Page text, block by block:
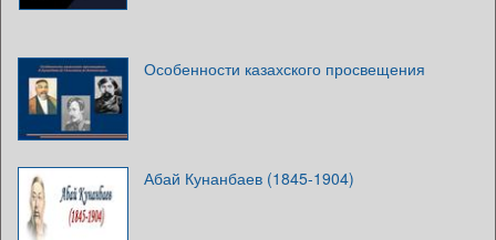
Особенности казахского просвещения
Абай Кунанбаев (1845-1904)